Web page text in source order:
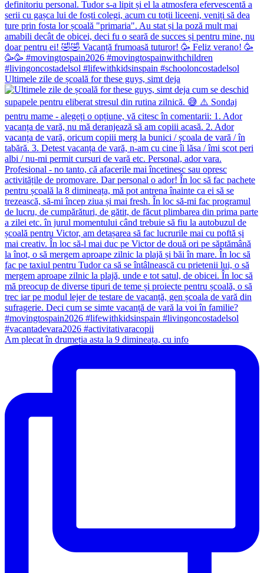
Ultimele zile de școală for these guys, simt deja
Am plecat în drumeția asta la 9 dimineața, cu info